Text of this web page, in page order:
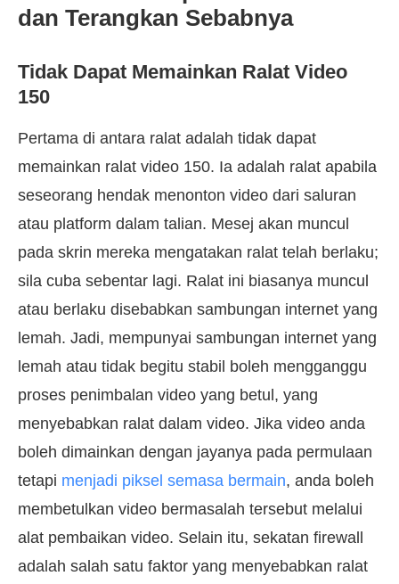
dan Terangkan Sebabnya
Tidak Dapat Memainkan Ralat Video
150
Pertama di antara ralat adalah tidak dapat
memainkan ralat video 150. Ia adalah ralat apabila
seseorang hendak menonton video dari saluran
atau platform dalam talian. Mesej akan muncul
pada skrin mereka mengatakan ralat telah berlaku;
sila cuba sebentar lagi. Ralat ini biasanya muncul
atau berlaku disebabkan sambungan internet yang
lemah. Jadi, mempunyai sambungan internet yang
lemah atau tidak begitu stabil boleh mengganggu
proses penimbalan video yang betul, yang
menyebabkan ralat dalam video. Jika video anda
boleh dimainkan dengan jayanya pada permulaan
tetapi menjadi piksel semasa bermain, anda boleh
membetulkan video bermasalah tersebut melalui
alat pembaikan video. Selain itu, sekatan firewall
adalah salah satu faktor yang menyebabkan ralat